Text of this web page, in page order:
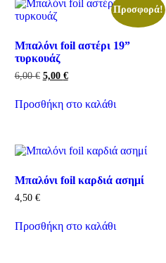
Προσφορά!
Μπαλόνι foil αστέρι 19”
τυρκουάζ
6,00€ Original
was:
6,00 €.
5,00 €Η
είναι:
Προσθήκη στο καλάθι
Μπαλόνι foil καρδιά ασημί
4,50 €
Προσθήκη στο καλάθι